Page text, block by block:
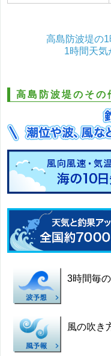
高島防波堤の1
1時間天気
高島防波堤のその
3時間毎
風の吹き